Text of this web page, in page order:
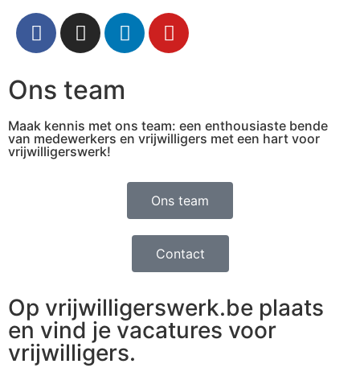
Ons team
Maak kennis met ons team: een enthousiaste bende
van medewerkers en vrijwilligers met een hart voor
vrijwilligerswerk!
Ons team
Contact
Op vrijwilligerswerk.be plaats
en vind je vacatures voor
vrijwilligers.